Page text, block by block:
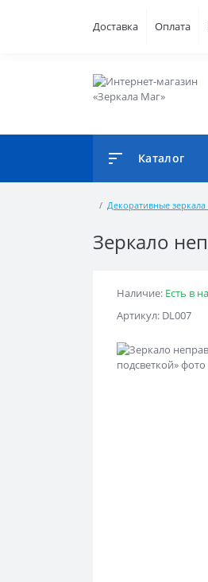
Доставка Оплата
Каталог
Декоративные зеркала
Зеркало
Наличие: Есть в
Артикул: DL007